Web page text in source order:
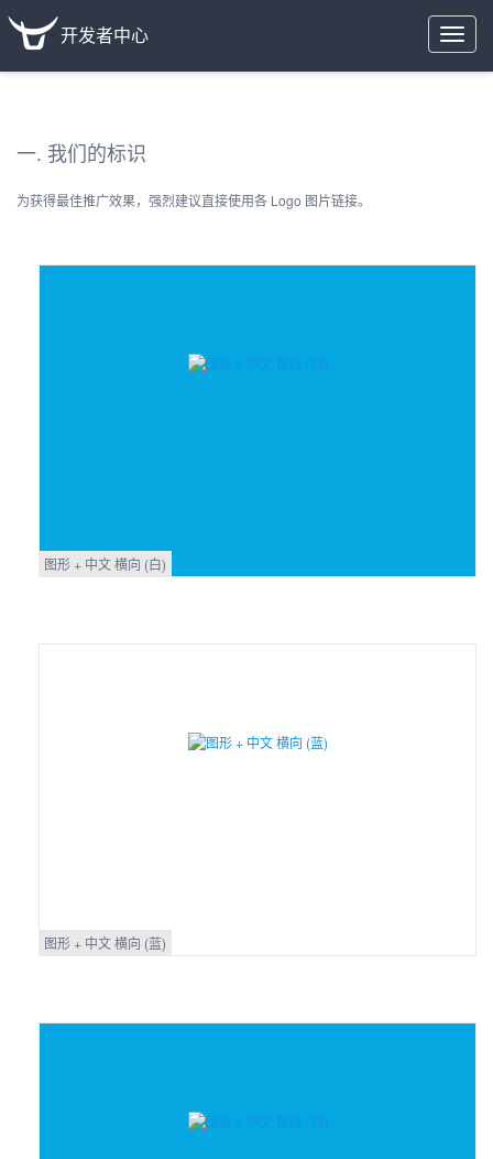
Toggle
开发者中心
一. 我们的标识
为获得最佳推广效果，强烈建议直接使用各 Logo 图片链接。
图形 + 中文 横向 (白)
图形 + 中文 横向 (蓝)